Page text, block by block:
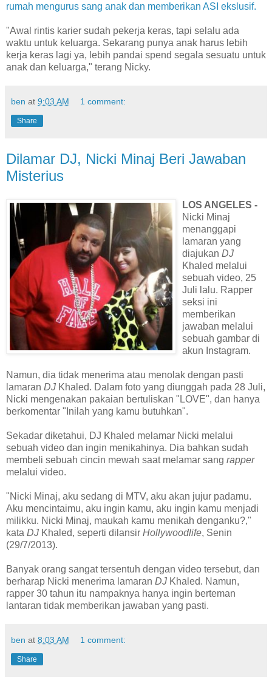
rumah mengurus sang anak dan memberikan ASI ekslusif.
"Awal rintis karier sudah pekerja keras, tapi selalu ada
waktu untuk keluarga. Sekarang punya anak harus lebih
kerja keras lagi ya, lebih pandai spend segala sesuatu untuk
anak dan keluarga," terang Nicky.
ben at 9:03 AM 1 comment:
Share
Dilamar DJ, Nicki Minaj Beri Jawaban
Misterius
LOS ANGELES -
Nicki Minaj
menanggapi
lamaran yang
diajukan DJ
Khaled melalui
sebuah video, 25
Juli lalu. Rapper
seksi ini
memberikan
jawaban melalui
sebuah gambar di
akun Instagram.
Namun, dia tidak menerima atau menolak dengan pasti
lamaran DJ Khaled. Dalam foto yang diunggah pada 28 Juli,
Nicki mengenakan pakaian bertuliskan "LOVE", dan hanya
berkomentar "Inilah yang kamu butuhkan".
Sekadar diketahui, DJ Khaled melamar Nicki melalui
sebuah video dan ingin menikahinya. Dia bahkan sudah
membeli sebuah cincin mewah saat melamar sang rapper
melalui video.
"Nicki Minaj, aku sedang di MTV, aku akan jujur padamu.
Aku mencintaimu, aku ingin kamu, aku ingin kamu menjadi
milikku. Nicki Minaj, maukah kamu menikah denganku?,"
kata DJ Khaled, seperti dilansir Hollywoodlife, Senin
(29/7/2013).
Banyak orang sangat tersentuh dengan video tersebut, dan
berharap Nicki menerima lamaran DJ Khaled. Namun,
rapper 30 tahun itu nampaknya hanya ingin berteman
lantaran tidak memberikan jawaban yang pasti.
ben at 8:03 AM 1 comment:
Share